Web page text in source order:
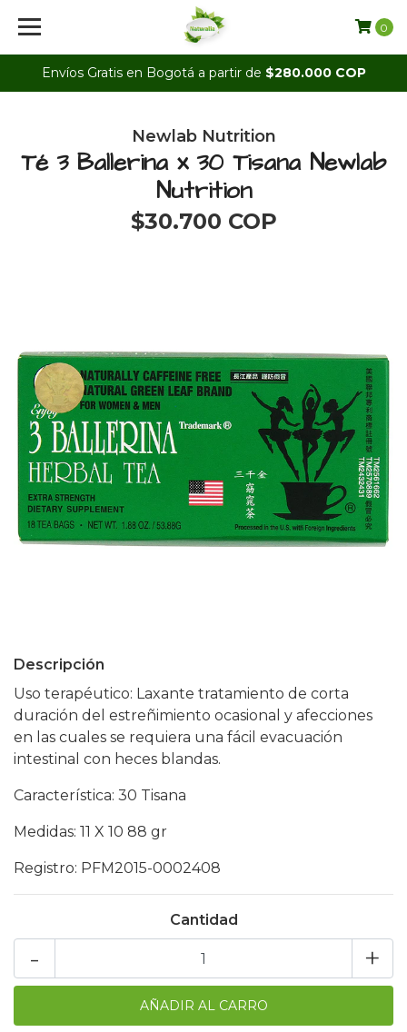
Envíos Gratis en Bogotá a partir de $280.000 COP
0
Newlab Nutrition
Té 3 Ballerina x 30 Tisana Newlab
Nutrition
$30.700 COP
Descripción
Uso terapéutico: Laxante tratamiento de corta
duración del estreñimiento ocasional y afecciones
en las cuales se requiera una fácil evacuación
intestinal con heces blandas.
Característica: 30 Tisana
Medidas: 11 X 10 88 gr
Registro: PFM2015-0002408
Cantidad
+
-